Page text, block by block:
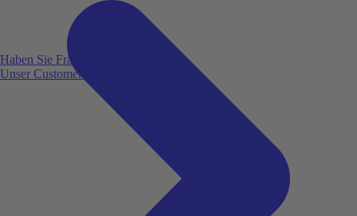
Haben Sie Fragen?
Unser Customer Service ist für Sie da!